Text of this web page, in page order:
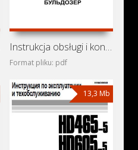
Instrukcja obsługi i konserwacji spycharki Komatsu D155A-5
Format pliku: pdf
13,3 Mb